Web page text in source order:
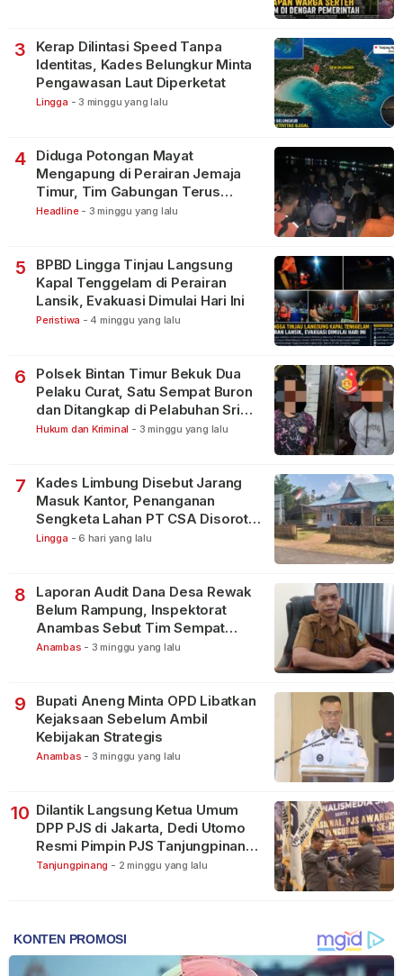
3
Kerap Dilintasi Speed Tanpa
Identitas, Kades Belungkur Minta
Pengawasan Laut Diperketat
Lingga - 3 minggu yang lalu
4
Diduga Potongan Mayat
Mengapung di Perairan Jemaja
Timur, Tim Gabungan Terus
Lakukan Pencarian
Headline - 3 minggu yang lalu
5
BPBD Lingga Tinjau Langsung
Kapal Tenggelam di Perairan
Lansik, Evakuasi Dimulai Hari Ini
Peristiwa - 4 minggu yang lalu
6
Polsek Bintan Timur Bekuk Dua
Pelaku Curat, Satu Sempat Buron
dan Ditangkap di Pelabuhan Sri
Bintan Pura
Hukum dan Kriminal - 3 minggu yang lalu
7
Kades Limbung Disebut Jarang
Masuk Kantor, Penanganan
Sengketa Lahan PT CSA Disorot
Warga
Lingga - 6 hari yang lalu
8
Laporan Audit Dana Desa Rewak
Belum Rampung, Inspektorat
Anambas Sebut Tim Sempat
Terbagi Tangani Kasus Lain
Anambas - 3 minggu yang lalu
9
Bupati Aneng Minta OPD Libatkan
Kejaksaan Sebelum Ambil
Kebijakan Strategis
Anambas - 3 minggu yang lalu
10 Dilantik Langsung Ketua Umum
DPP PJS di Jakarta, Dedi Utomo
Resmi Pimpin PJS Tanjungpinang-
Bintan
Tanjungpinang - 2 minggu yang lalu